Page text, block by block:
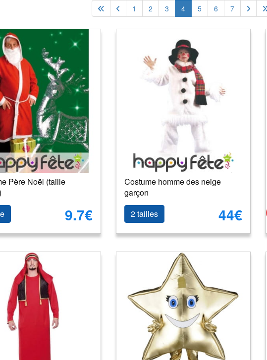
1 2 3 4 5 6 7
Père Noël (taille
9.7€
Costume homme des neige
garçon
2 tailles
44€